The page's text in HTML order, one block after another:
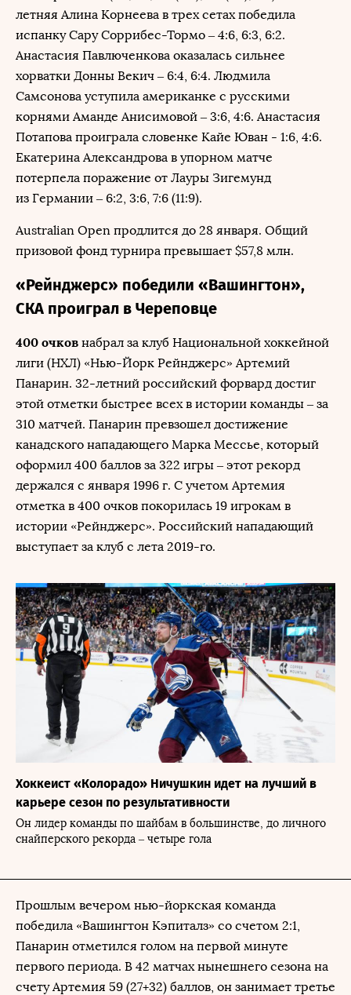
летняя Алина Корнеева в трех сетах победила
испанку Сару Соррибес-Тормо – 4:6, 6:3, 6:2.
Анастасия Павлюченкова оказалась сильнее
хорватки Донны Векич – 6:4, 6:4. Людмила
Самсонова уступила американке с русскими
корнями Аманде Анисимовой – 3:6, 4:6. Анастасия
Потапова проиграла словенке Кайе Юван - 1:6, 4:6.
Екатерина Александрова в упорном матче
потерпела поражение от Лауры Зигемунд
из Германии – 6:2, 3:6, 7:6 (11:9).
Australian Open продлится до 28 января. Общий
призовой фонд турнира превышает $57,8 млн.
«Рейнджерс» победили «Вашингтон»,
СКА проиграл в Череповце
400 очков набрал за клуб Национальной хоккейной
лиги (НХЛ) «Нью-Йорк Рейнджерс» Артемий
Панарин. 32-летний российский форвард достиг
этой отметки быстрее всех в истории команды – за
310 матчей. Панарин превзошел достижение
канадского нападающего Марка Мессье, который
оформил 400 баллов за 322 игры – этот рекорд
держался с января 1996 г. С учетом Артемия
отметка в 400 очков покорилась 19 игрокам в
истории «Рейнджерс». Российский нападающий
выступает за клуб с лета 2019-го.
Хоккеист «Колорадо» Ничушкин идет на лучший в
карьере сезон по результативности
Он лидер команды по шайбам в большинстве, до личного
снайперского рекорда – четыре гола
Прошлым вечером нью-йоркская команда
победила «Вашингтон Кэпиталз» со счетом 2:1,
Панарин отметился голом на первой минуте
первого периода. В 42 матчах нынешнего сезона на
счету Артемия 59 (27+32) баллов, он занимает третье